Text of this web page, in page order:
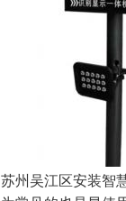
苏州吴江区安装智